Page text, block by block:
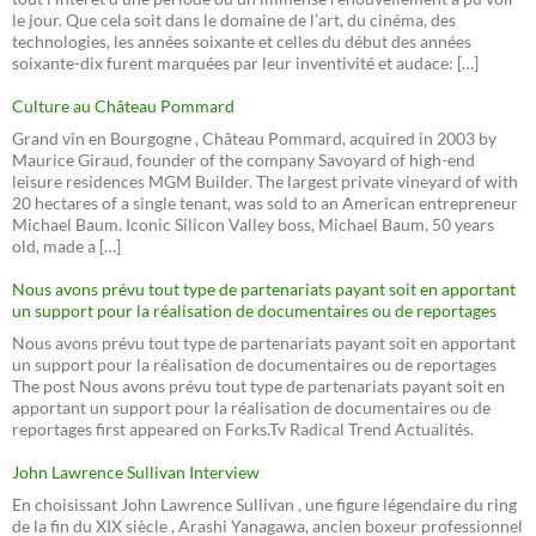
le jour. Que cela soit dans le domaine de l’art, du cinéma, des
technologies, les années soixante et celles du début des années
soixante-dix furent marquées par leur inventivité et audace: […]
Culture au Château Pommard
Grand vin en Bourgogne , Château Pommard, acquired in 2003 by
Maurice Giraud, founder of the company Savoyard of high-end
leisure residences MGM Builder. The largest private vineyard of with
20 hectares of a single tenant, was sold to an American entrepreneur
Michael Baum. Iconic Silicon Valley boss, Michael Baum, 50 years
old, made a […]
Nous avons prévu tout type de partenariats payant soit en apportant
un support pour la réalisation de documentaires ou de reportages
Nous avons prévu tout type de partenariats payant soit en apportant
un support pour la réalisation de documentaires ou de reportages
The post Nous avons prévu tout type de partenariats payant soit en
apportant un support pour la réalisation de documentaires ou de
reportages first appeared on Forks.Tv Radical Trend Actualités.
John Lawrence Sullivan Interview
En choisissant John Lawrence Sullivan , une figure légendaire du ring
de la fin du XIX siècle , Arashi Yanagawa, ancien boxeur professionnel